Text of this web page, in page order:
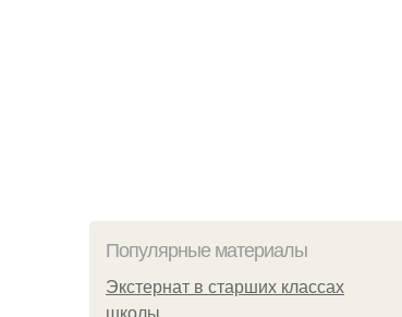
Популярные материалы
Экстернат в старших классах
школы